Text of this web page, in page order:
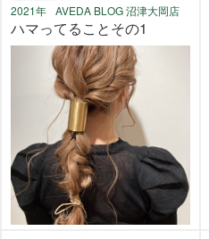
2021年 AVEDA BLOG 沼津大岡店
ハマってることその1